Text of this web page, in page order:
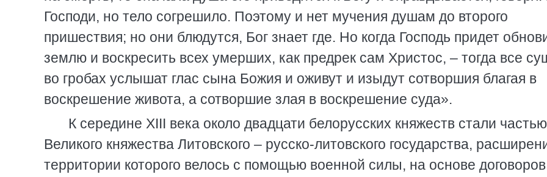
Господи, но тело согрешило. Поэтому и нет мучения душам до второго
пришествия; но они блюдутся, Бог знает где. Но когда Господь придет
землю и воскресить всех умерших, как предрек сам Христос, – тогда все
во гробах услышат глас сына Божия и оживут и изыдут сотворшия благая в
воскрешение живота, а сотворшие злая в воскрешение суда».
К середине XIII века около двадцати белорусских княжеств стали частью
Великого княжества Литовского – русско-литовского государства,
территории которого велось с помощью военной силы, на основе